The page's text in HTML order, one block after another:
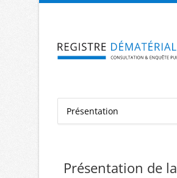
Aller à la navigation Aller au contenu
Présentation de la